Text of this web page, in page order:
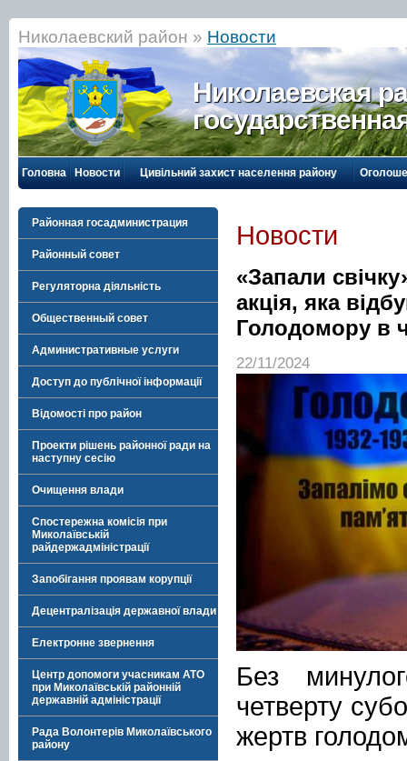
Николаевский район » Новости
Николаевская
Головна Новости Цивільний захист населення району
Районная госадминистрация
Районный совет
Регуляторна діяльність
Общественный совет
Административные услуги
Доступ до публічної інформації
Відомості про район
Проекти рішень районної ради на
наступну сесію
Очищення влади
Спостережна комісія при
Миколаївській
райдержадміністрації
Запобігання проявам корупції
Децентралізація державної влади
Електронне звернення
Центр допомоги учасникам АТО
при Миколаївській районній
державній адміністрації
Рада Волонтерів Миколаївського
району
Новости
«Запали
акція, яка
Голодомору в
22/11/2024
Без
четверту
жертв